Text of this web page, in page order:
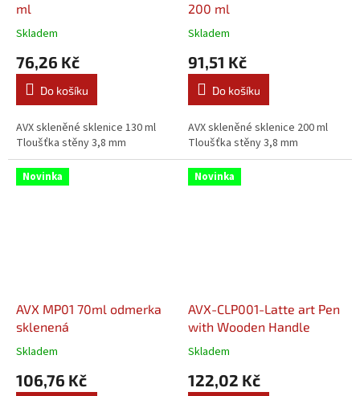
ml
Skladem
76,26 Kč
Do košíku
AVX skleněné sklenice 130 ml
Tloušťka stěny 3,8 mm
200 ml
Skladem
91,51 Kč
Do košíku
AVX skleněné sklenice 200 ml
Tloušťka stěny 3,8 mm
Novinka
AVX MP01 70ml odmerka
sklenená
Skladem
106,76 Kč
Novinka
AVX-CLP001-Latte art Pen
with Wooden Handle
Skladem
122,02 Kč